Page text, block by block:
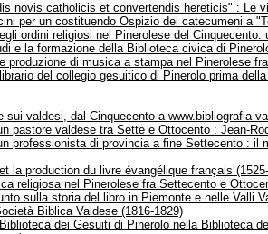
novis catholicis et convertendis hereticis" : Le
per un costituendo Ospizio dei catecumeni a
ordini religiosi nel Pinerolese del Cinquecento:
e la formazione della Biblioteca civica di
produzione di musica a stampa nel Pinerolese
librario del collegio gesuitico di Pinerolo prima
sui valdesi, dal Cinquecento a www.bibliografia-
pastore valdese tra Sette e Ottocento : Jean-
professionista di provincia a fine Settecento : il
la production du livre évangélique français
religiosa nel Pinerolese fra Settecento e
sulla storia del libro in Piemonte e nelle Valli
Biblica Valdese (1816-1829)
dei Gesuiti di Pinerolo nella Biblioteca